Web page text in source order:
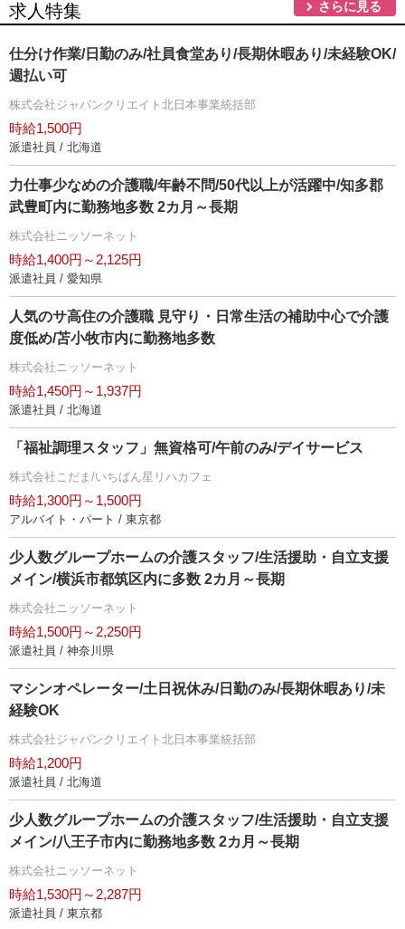
求人特集 さらに見る
仕分け作業/日勤のみ/社員食堂あり/長期休暇あり/未経験OK/
週払い可
株式会社ジャパンクリエイト北日本事業統括部
時給1,500円
派遣社員 / 北海道
力仕事少なめの介護職/年齢不問/50代以上が活躍中/知多郡
武豊町内に勤務地多数 2カ月～長期
株式会社ニッソーネット
時給1,400円～2,125円
派遣社員 / 愛知県
人気のサ高住の介護職 見守り・日常生活の補助中心で介護
度低め/苫小牧市内に勤務地多数
株式会社ニッソーネット
時給1,450円～1,937円
派遣社員 / 北海道
「福祉調理スタッフ」無資格可/午前のみ/デイサービス
株式会社こだま/いちばん星リハカフェ
時給1,300円～1,500円
アルバイト・パート / 東京都
少人数グループホームの介護スタッフ/生活援助・自立支援
メイン/横浜市都筑区内に多数 2カ月～長期
株式会社ニッソーネット
時給1,500円～2,250円
派遣社員 / 神奈川県
マシンオペレーター/土日祝休み/日勤のみ/長期休暇あり/未
経験OK
株式会社ジャパンクリエイト北日本事業統括部
時給1,200円
派遣社員 / 北海道
少人数グループホームの介護スタッフ/生活援助・自立支援
メイン/八王子市内に勤務地多数 2カ月～長期
株式会社ニッソーネット
時給1,530円～2,287円
派遣社員 / 東京都